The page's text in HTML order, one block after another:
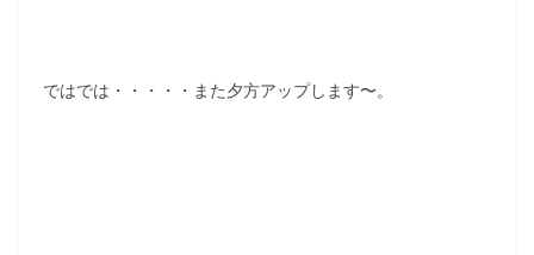
ではでは・・・・・また夕方アップします〜。